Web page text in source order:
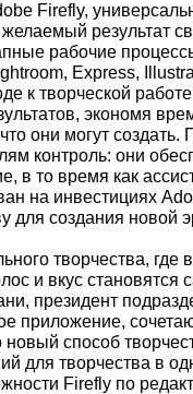
Firefly,
результат
рабочие
Express,
к творческой
экономя
они могут создать.
контроль: они
в то время как
на инвестициях
создания новой
творчества, где
и вкус
президент
приложение,
способ
для творчества в
Firefly по